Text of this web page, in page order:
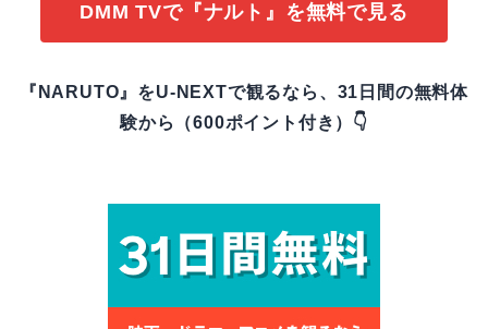
DMM TVで『ナルト』を無料で見る
『NARUTO』をU-NEXTで観るなら、31日間の無料体
験から（600ポイント付き）👇